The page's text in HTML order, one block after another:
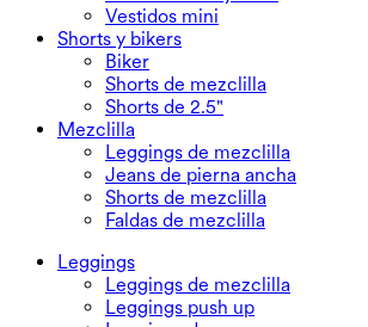
Vestidos mini
Shorts y bikers
Biker
Shorts de mezclilla
Shorts de 2.5"
Mezclilla
Leggings de mezclilla
Jeans de pierna ancha
Shorts de mezclilla
Faldas de mezclilla
Leggings
Leggings de mezclilla
Leggings push up